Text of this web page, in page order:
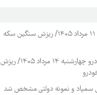
قیمت طلا و سکه یکشنبه ۱۱ مرداد ۱۴۰۵/ ریزش سنگین سکه
قیمت محصولات ایران خودرو چهارشنبه ۱۴ مرداد ۱۴۰۵/ ریزش
سمپاد و نمونه دولتی مشخص شد